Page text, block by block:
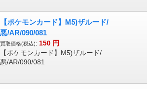
【ポケモンカード】M5)ザルード/
悪/AR/090/081
買取価格(税込): 150 円
【ポケモンカード】M5)ザルード/
悪/AR/090/081